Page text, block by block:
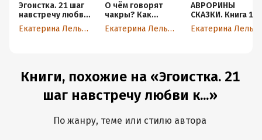
Эгоистка. 21 шаг
навстречу любви
к себе
Екатерина Лелькина
О чём говорят
чакры? Как
научиться
слышать и
Екатерина Лелькина
АВРОРИНЫ
СКАЗКИ. Книга 1.
ПУТЬ ЦЕЛИТЕЛЯ,
или Как Аврора
Книги, похожие на «Эгоистка. 21
шаг навстречу любви к...»
По жанру, теме или стилю автора